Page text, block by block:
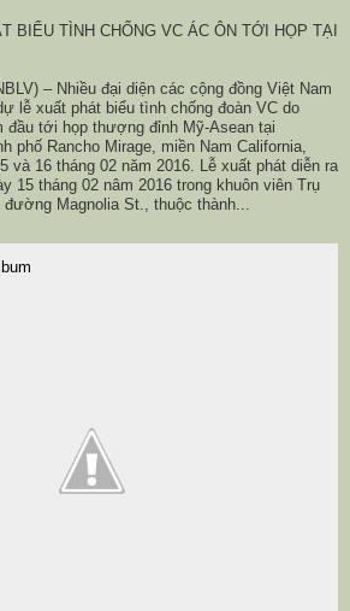
BIỂU TÌNH CHỐNG VC ÁC ÔN TỚI HỌP TẠI
– Nhiều đại diện các cộng đồng Việt Nam
lễ xuất phát biểu tình chống đoàn VC do
đầu tới họp thượng đỉnh Mỹ-Asean tại
phố Rancho Mirage, miền Nam California,
và 16 tháng 02 năm 2016. Lễ xuất phát diễn ra
15 tháng 02 nâm 2016 trong khuôn viên Trụ
Magnolia St., thuộc thành...